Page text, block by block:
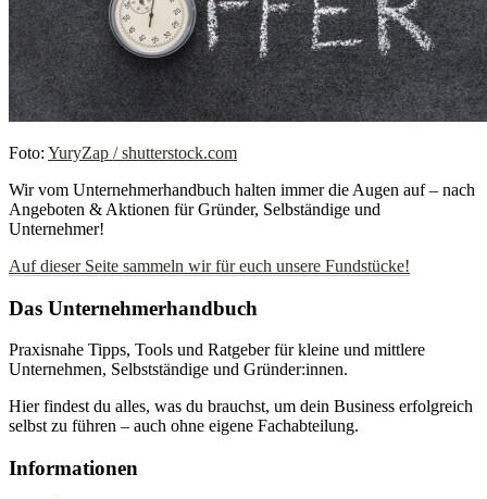
Foto: YuryZap / shutterstock.com
Wir vom Unternehmerhandbuch halten immer die Augen auf – nach
Angeboten & Aktionen für Gründer, Selbständige und
Unternehmer!
Auf dieser Seite sammeln wir für euch unsere Fundstücke!
Das Unternehmerhandbuch
Praxisnahe Tipps, Tools und Ratgeber für kleine und mittlere
Unternehmen, Selbstständige und Gründer:innen.
Hier findest du alles, was du brauchst, um dein Business erfolgreich
selbst zu führen – auch ohne eigene Fachabteilung.
Informationen